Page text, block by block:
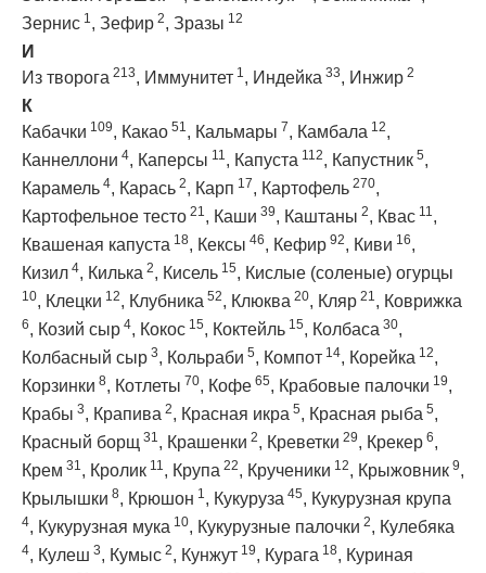
Зернис 1, Зефир 2, Зразы 12
И
Из творога 213, Иммунитет 1, Индейка 33, Инжир 2
К
Кабачки 109, Какао 51, Кальмары 7, Камбала 12,
Каннеллони 4, Каперсы 11, Капуста 112, Капустник 5,
Карамель 4, Карась 2, Карп 17, Картофель 270,
Картофельное тесто 21, Каши 39, Каштаны 2, Квас 11,
Квашеная капуста 18, Кексы 46, Кефир 92, Киви 16,
Кизил 4, Килька 2, Кисель 15, Кислые (соленые) огурцы
10, Клецки 12, Клубника 52, Клюква 20, Кляр 21, Коврижка
6, Козий сыр 4, Кокос 15, Коктейль 15, Колбаса 30,
Колбасный сыр 3, Кольраби 5, Компот 14, Корейка 12,
Корзинки 8, Котлеты 70, Кофе 65, Крабовые палочки 19,
Крабы 3, Крапива 2, Красная икра 5, Красная рыба 5,
Красный борщ 31, Крашенки 2, Креветки 29, Крекер 6,
Крем 31, Кролик 11, Крупа 22, Крученики 12, Крыжовник 9,
Крылышки 8, Крюшон 1, Кукуруза 45, Кукурузная крупа
4, Кукурузная мука 10, Кукурузные палочки 2, Кулебяка
4, Кулеш 3, Кумыс 2, Кунжут 19, Курага 18, Куриная